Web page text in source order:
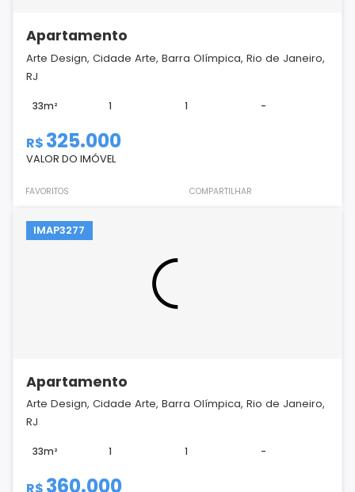
Apartamento
Arte Design, Cidade Arte, Barra Olímpica, Rio de Janeiro,
RJ
33m² 1 1 -
R$ 325.000
VALOR DO IMÓVEL
FAVORITOS COMPARTILHAR
IMAP3277
Apartamento
Arte Design, Cidade Arte, Barra Olímpica, Rio de Janeiro,
RJ
33m² 1 1 -
R$ 360.000